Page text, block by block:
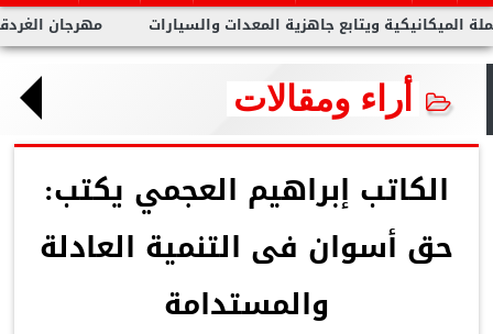
مهرجان الغردقة لسينما ويتابع جاهزية المعدات والسيارات
أراء ومقالات
الكاتب إبراهيم العجمي يكتب:
حق أسوان فى التنمية العادلة
والمستدامة